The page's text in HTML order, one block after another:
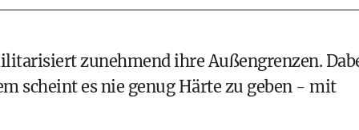
zunehmend ihre Außengrenzen.
scheint es nie genug Härte zu geben - mit